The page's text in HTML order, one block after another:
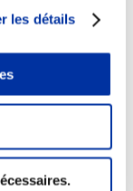
les détails
durable